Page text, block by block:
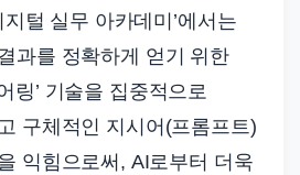
지털 실무 아카데미’에서는
과를 정확하게 얻기 위한
링’ 기술을 집중적으로
구체적인 지시어(프롬프트)
익힘으로써, AI로부터 더욱